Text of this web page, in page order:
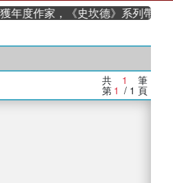
度作家，《史坎德》系列帶你踏
共 1 筆
第 1 / 1 頁